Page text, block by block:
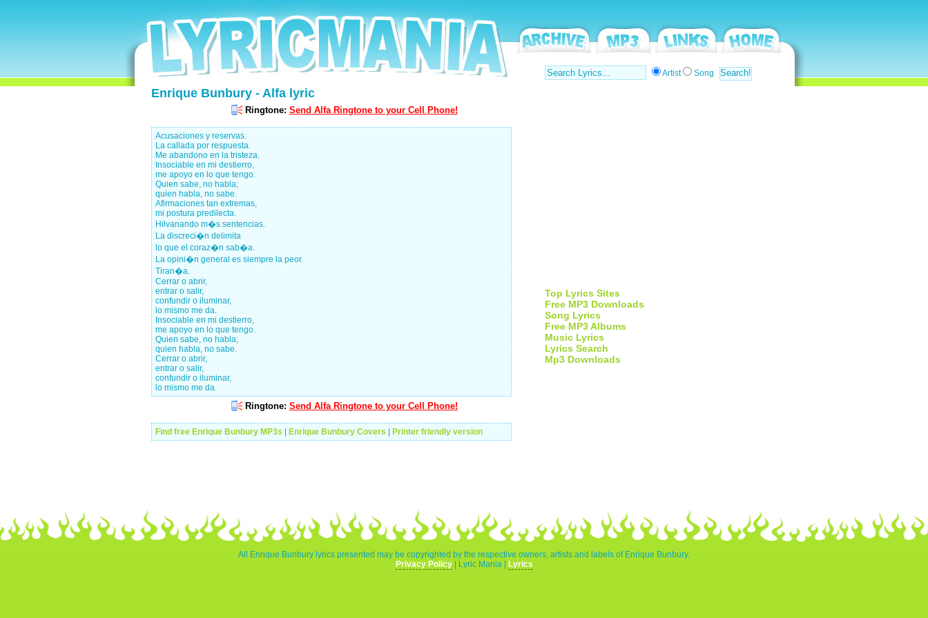
Enrique Bunbury - Alfa lyric
Ringtone: Send Alfa Ringtone to your Cell Phone!
Acusaciones y reservas.
La callada por respuesta.
Me abandono en la tristeza.
Insociable en mi destierro,
me apoyo en lo que tengo.
Quien sabe, no habla;
quien habla, no sabe.
Afirmaciones tan extremas,
mi postura predilecta.
Hilvanando m�s sentencias.
La discreci�n delimita
lo que el coraz�n sab�a.
La opini�n general es siempre la peor.
Tiran�a.
Cerrar o abrir,
entrar o salir,
confundir o iluminar,
lo mismo me da.
Insociable en mi destierro,
me apoyo en lo que tengo.
Quien sabe, no habla;
quien habla, no sabe.
Cerrar o abrir,
entrar o salir,
confundir o iluminar,
lo mismo me da.
Ringtone: Send Alfa Ringtone to your Cell Phone!
Find free Enrique Bunbury MP3s Enrique Bunbury Covers Printer friendly version
Artist Song
Top Lyrics Sites
Free MP3 Downloads
Song Lyrics
Free MP3 Albums
Music Lyrics
Lyrics Search
Mp3 Downloads
All Enrique Bunbury lyrics presented may be copyrighted by the respective owners, artists and labels of Enrique Bunbury.
Privacy Policy| Lyric Mania | Lyrics